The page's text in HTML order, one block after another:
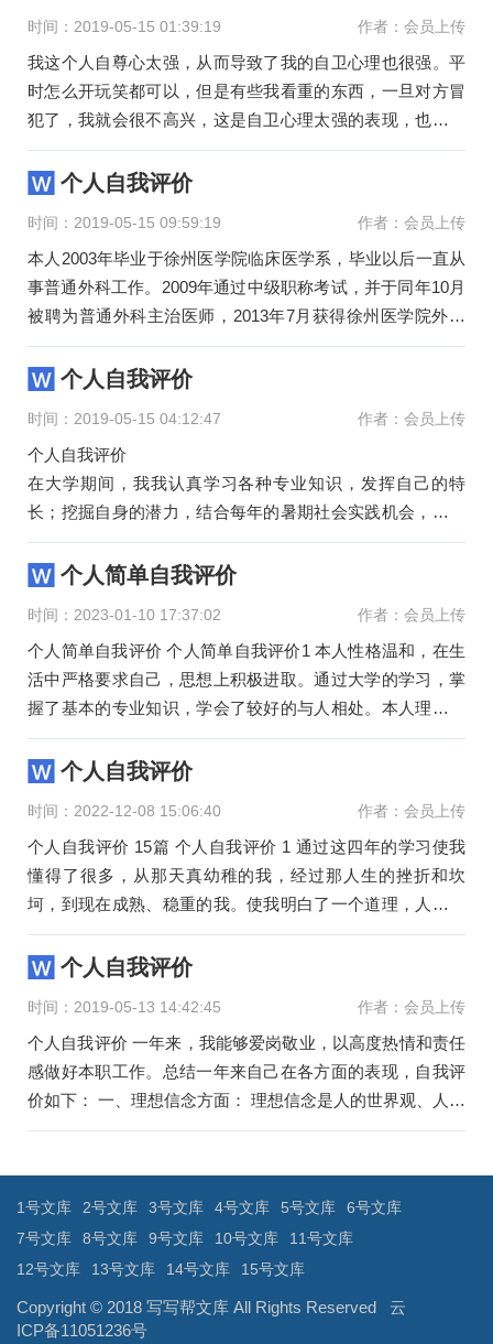
时间：2019-05-15 01:39:19 作者：会员上传
我这个人自尊心太强，从而导致了我的自卫心理也很强。平
时怎么开玩笑都可以，但是有些我看重的东西，一旦对方冒
犯了，我就会很不高兴，这是自卫心理太强的表现，也是一
种自我保护的表现
个人自我评价
时间：2019-05-15 09:59:19 作者：会员上传
本人2003年毕业于徐州医学院临床医学系，毕业以后一直从
事普通外科工作。2009年通过中级职称考试，并于同年10月
被聘为普通外科主治医师，2013年7月获得徐州医学院外科
学硕士。现
个人自我评价
时间：2019-05-15 04:12:47 作者：会员上传
个人自我评价
在大学期间，我我认真学习各种专业知识，发挥自己的特
长；挖掘自身的潜力，结合每年的暑期社会实践机会，从而
逐步提高了自己的学习能力和分析处理问题的能力以及一定
的
个人简单自我评价
时间：2023-01-10 17:37:02 作者：会员上传
个人简单自我评价 个人简单自我评价1 本人性格温和，在生
活中严格要求自己，思想上积极进取。通过大学的学习，掌
握了基本的专业知识，学会了较好的与人相处。本人理解能
力，动手能力
个人自我评价
时间：2022-12-08 15:06:40 作者：会员上传
个人自我评价 15篇 个人自我评价 1 通过这四年的学习使我
懂得了很多，从那天真幼稚的我，经过那人生的挫折和坎
坷，到现在成熟、稳重的我。使我明白了一个道理，人生不
可能存在一帆
个人自我评价
时间：2019-05-13 14:42:45 作者：会员上传
个人自我评价 一年来，我能够爱岗敬业，以高度热情和责任
感做好本职工作。总结一年来自己在各方面的表现，自我评
价如下： 一、理想信念方面： 理想信念是人的世界观、人生
观、价值观
章
航
1号文库 2号文库 3号文库 4号文库 5号文库
6号文库
7号文库
8号文库 9号文库 10号文库
11号文库
12号文库
13号文库 14号文库 15号文库
Copyright © 2018 写写帮文库 All Rights Reserved 云
ICP备11051236号